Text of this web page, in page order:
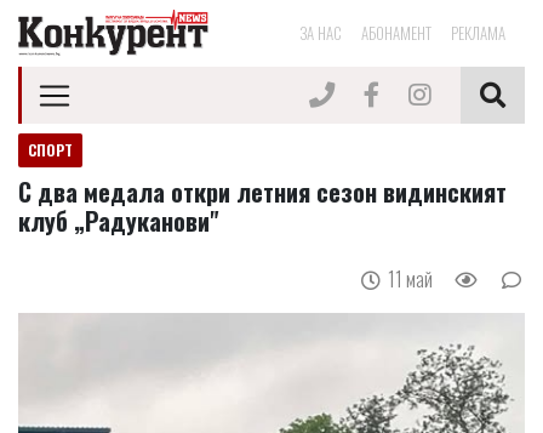
ЗА НАС АБОНАМЕНТ РЕКЛАМА
СПОРТ
С два медала откри летния сезон видинският
клуб „Радуканови"
11 май